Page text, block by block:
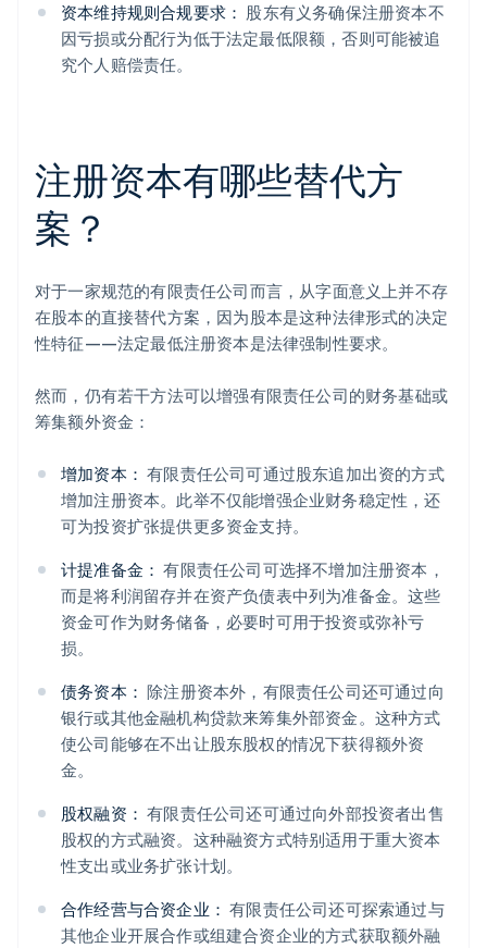
资本维持规则合规要求： 股东有义务确保注册资本不
因亏损或分配行为低于法定最低限额，否则可能被追
究个人赔偿责任。
注册资本有哪些替代方
案？
对于一家规范的有限责任公司而言，从字面意义上并不存
在股本的直接替代方案，因为股本是这种法律形式的决定
性特征——法定最低注册资本是法律强制性要求。
然而，仍有若干方法可以增强有限责任公司的财务基础或
筹集额外资金：
增加资本： 有限责任公司可通过股东追加出资的方式
增加注册资本。此举不仅能增强企业财务稳定性，还
可为投资扩张提供更多资金支持。
计提准备金： 有限责任公司可选择不增加注册资本，
而是将利润留存并在资产负债表中列为准备金。这些
资金可作为财务储备，必要时可用于投资或弥补亏
损。
债务资本： 除注册资本外，有限责任公司还可通过向
银行或其他金融机构贷款来筹集外部资金。这种方式
使公司能够在不出让股东股权的情况下获得额外资
金。
股权融资： 有限责任公司还可通过向外部投资者出售
股权的方式融资。这种融资方式特别适用于重大资本
性支出或业务扩张计划。
合作经营与合资企业： 有限责任公司还可探索通过与
其他企业开展合作或组建合资企业的方式获取额外融